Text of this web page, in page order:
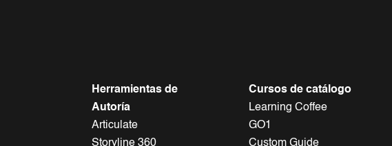
Herramientas de
Autoría
Articulate
Storyline 360
Cursos de catálogo
Learning Coffee
GO1
Custom Guide